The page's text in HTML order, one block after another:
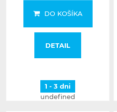
DO KOŠÍKA
DETAIL
1 - 3 dni
undefined